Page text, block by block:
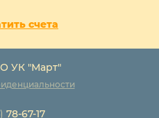
счета
УК "Март"
78-67-17